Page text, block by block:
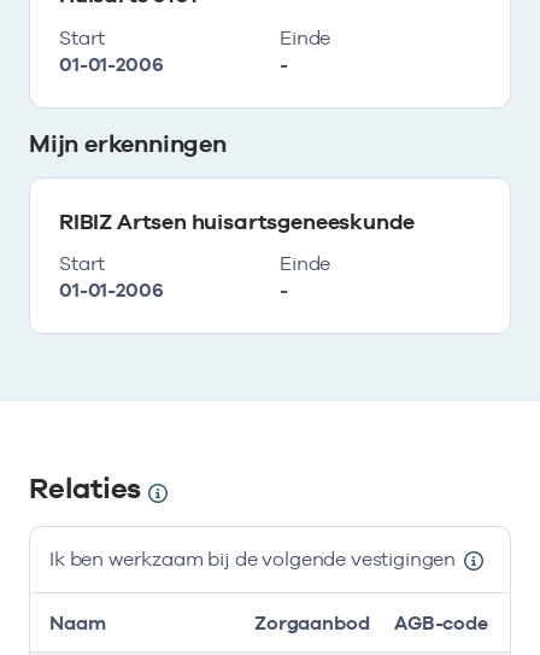
Start
01-01-2006
Einde
-
Mijn erkenningen
RIBIZ Artsen huisartsgeneeskunde
Start
01-01-2006
Einde
-
Relaties
Ik ben werkzaam bij de volgende vestigingen
Naam Zorgaanbod AGB-code